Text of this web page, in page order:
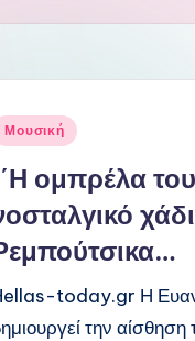
Μουσική
ομπρέλα
today.gr Η
την